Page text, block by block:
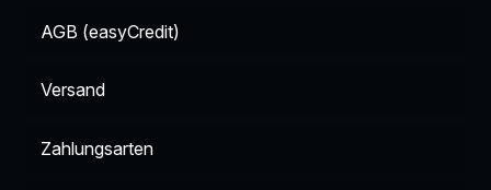
AGB (easyCredit)
Versand
Zahlungsarten